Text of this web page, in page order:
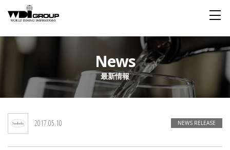
About WDI
WDI STANDARD
私たちが大切にするもの 舞台は世界
Social Responsibility Sustainability
News
最新情報
2017.05.10 NEWS RELEASE